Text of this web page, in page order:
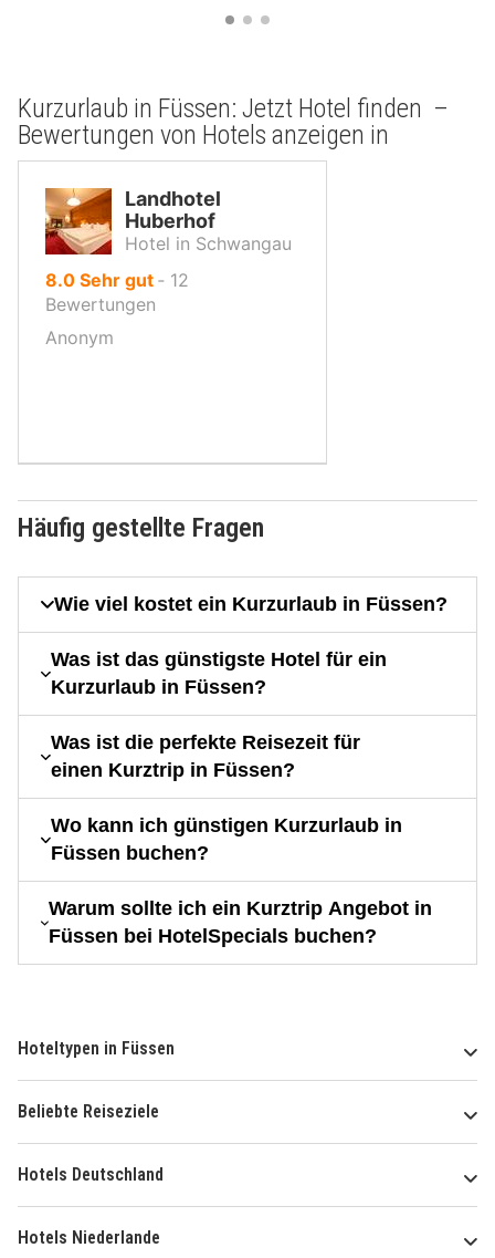
Kurzurlaub in Füssen: Jetzt Hotel finden –
Bewertungen von Hotels anzeigen in
Landhotel
Huberhof
Hotel in Schwangau
8.0von
10,
Sehr gut ‐ 12
Bewertungen
Anonym
Häufig gestellte Fragen
Wie viel kostet ein Kurzurlaub in Füssen?
Was ist das günstigste Hotel für ein
Kurzurlaub in Füssen?
Was ist die perfekte Reisezeit für
einen Kurztrip in Füssen?
Wo kann ich günstigen Kurzurlaub in
Füssen buchen?
Warum sollte ich ein Kurztrip Angebot in
Füssen bei HotelSpecials buchen?
Hoteltypen in Füssen
Beliebte Reiseziele
Hotels Deutschland
Hotels Niederlande